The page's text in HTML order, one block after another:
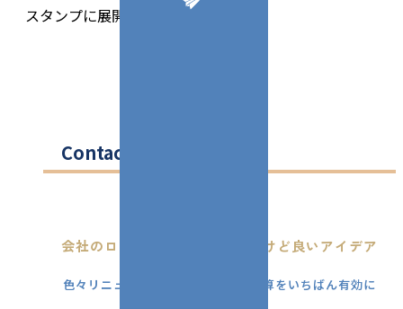
スタンプに展開が楽しみです。
Contact
会社のロゴも名刺も一新したいけど良いアイデア
色々リニューアルを考えてるけど予算をいちばん有効に